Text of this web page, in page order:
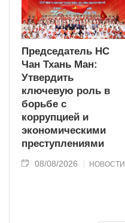
Председатель НС
Чан Тхань Ман:
Утвердить
ключевую роль в
борьбе с
коррупцией и
экономическими
преступлениями
08/08/2026 НОВОСТИ